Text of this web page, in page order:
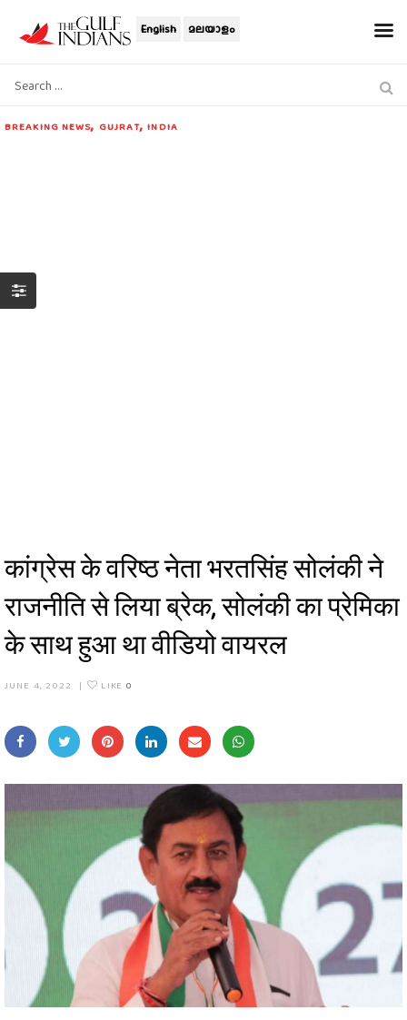
English മലയാളം
BREAKING NEWS, GUJRAT,INDIA
कांग्रेस के वरिष्ठ नेता भरतसिंह सोलंकी ने
राजनीति से लिया ब्रेक, सोलंकी का प्रेमिका
के साथ हुआ था वीडियो वायरल
JUNE 4, 2022 | LIKE 0